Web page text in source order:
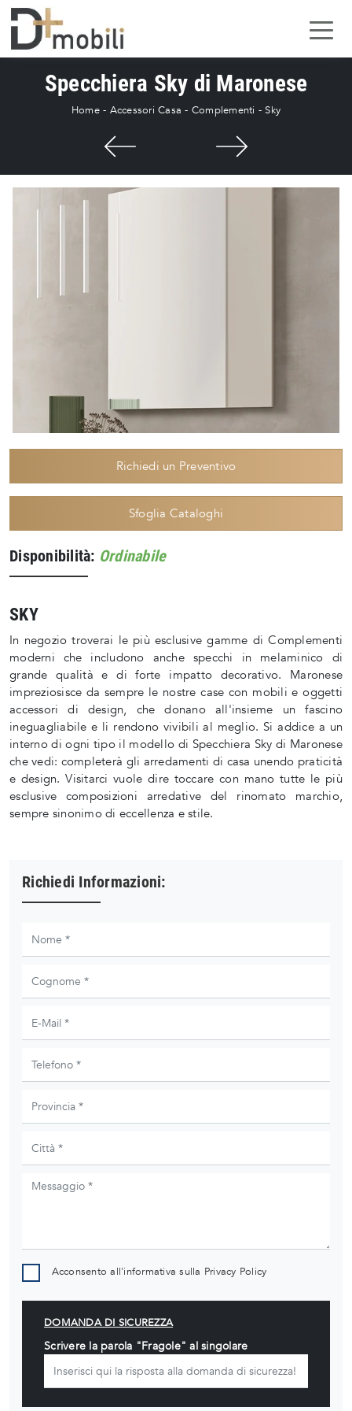
Specchiera Sky di Maronese
Home- Accessori Casa - Complementi - Sky
Richiedi un Preventivo
Sfoglia Cataloghi
Disponibilità: Ordinabile
SKY
In negozio troverai le più esclusive gamme di Complementi
moderni che includono anche specchi in melaminico di
grande qualità e di forte impatto decorativo. Maronese
impreziosisce da sempre le nostre case con mobili e oggetti
accessori di design, che donano all'insieme un fascino
ineguagliabile e li rendono vivibili al meglio. Si addice a un
interno di ogni tipo il modello di Specchiera Sky di Maronese
che vedi: completerà gli arredamenti di casa unendo praticità
e design. Visitarci vuole dire toccare con mano tutte le più
esclusive composizioni arredative del rinomato marchio,
sempre sinonimo di eccellenza e stile.
Richiedi Informazioni:
Acconsento all'informativa sulla Privacy Policy
DOMANDA DI SICUREZZA
Scrivere la parola "Fragole" al singolare